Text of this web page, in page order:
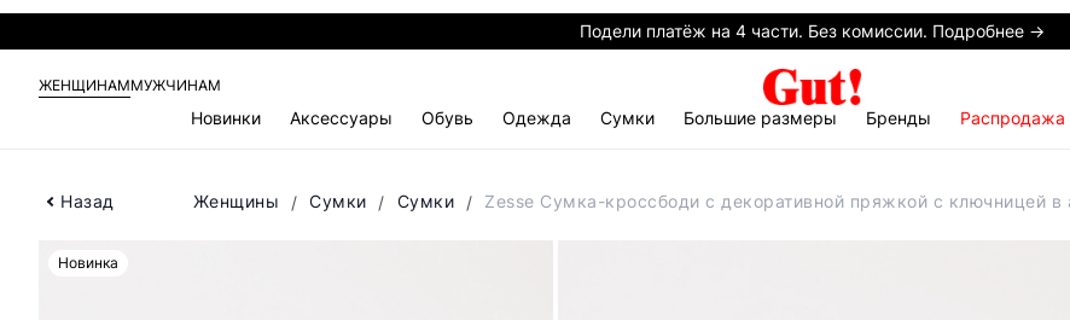
Подели платёж на 4 части. Без комиссии. Подробнее →
ЖЕНЩИНАММУЖЧИНАМ
Новинки Аксессуары Обувь Одежда Сумки Большие размеры Бренды Распродажа
Назад Женщины Сумки Сумки Zesse Сумка-кроссбоди с декоративной пряжкой с ключницей в
Новинка